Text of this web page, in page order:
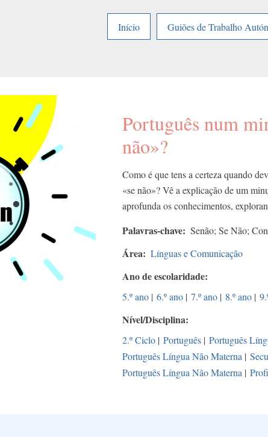
Início
Guiões de Trabalho
Português num
não»?
Como é que tens a certeza quando
«se não»? Vê a explicação de um
aprofunda os conhecimentos,
Palavras-chave Senão; Se Não;
Área Línguas e Comunicação
Ano de escolaridade
5.º ano | 6.º ano | 7.º ano | 8.º ano |
Nível/Disciplina
2.º Ciclo | Português | Português
Português Língua Não Materna |
Português Língua Não Materna |